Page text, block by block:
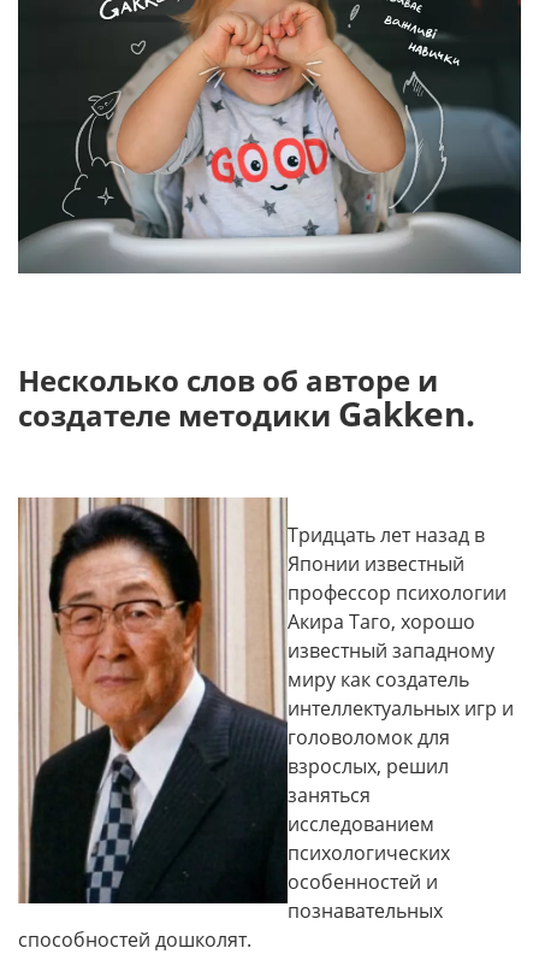
Несколько слов об авторе и
создателе методики Gakken.
Тридцать лет назад в
Японии известный
профессор психологии
Акира Таго, хорошо
известный западному
миру как создатель
интеллектуальных игр и
головоломок для
взрослых, решил
заняться
исследованием
психологических
особенностей и
познавательных
способностей дошколят.